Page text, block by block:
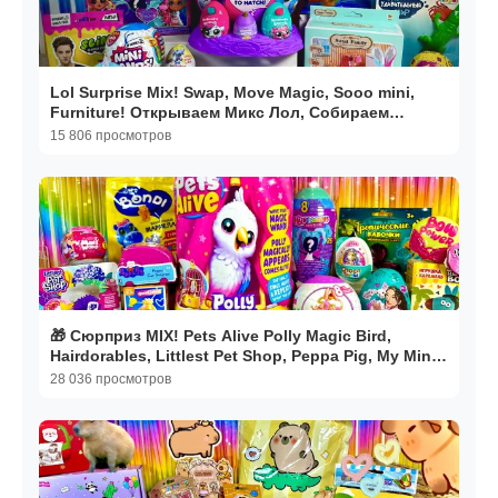
Lol Surprise Mix! Swap, Move Magic, Sooo mini,
Furniture! Открываем Микс Лол, Собираем
коллекции
15 806 просмотров
🎁 Сюрприз MIX! Pets Alive Polly Magic Bird,
Hairdorables, Littlest Pet Shop, Peppa Pig, My Mini
Bab
28 036 просмотров